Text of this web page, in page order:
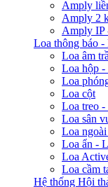
Amply
Amply 2
Amply IP
Loa thông báo -
Loa âm
Loa hộp -
Loa
Loa cột
Loa treo -
Loa sân
Loa
Loa ẩn -
Loa
Loa cầm
Hệ thống Hội